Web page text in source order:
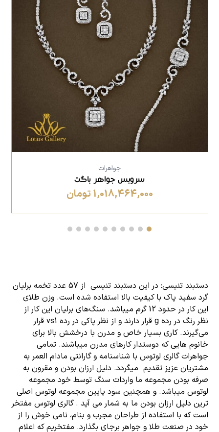
جواهرات
سرویس جواهر باگت
1,018,464,000 تومان
دستبند تنیسی
: در این دستبند تنیسی از 57 عدد تخمه برلیان
گرد سفید پاک با کیفیت بالا استفاده شده است. وزن طلای
این کار در حدود 12 گرم میباشد. سنگ‌های برلیان این کار از
نظر رنگ در رده g قرار دارند و از نظر پاکی در رده vs1 قرار
می‌گیرند. کاری بسیار خاص و مدرن با درخشش بالا برای
خانوم هایی که دوستدار کارهای مدرن میباشند. تمامی
جواهرات گالری لوتوس با شناسنامه و گارانتی مادام العمر به
مشتریان عزیز تقدیم میگردد. دلیل ارزان بودن و مقرون به
صرفه بودن مجموعه ما واردات سنگ توسط خود مجموعه
لوتوس میباشد. و همچنین سود پایین مجموعه لوتوس اصلی
ترین دلیل ارزان بودن ما به شمار می آید . گالری لوتوس مفتخر
است که با استفاده از طراحان مجرب و بنام، نامی خوش را از
خود در صنعت طلا و جواهر برجای بگذارد. مفتخریم که اعلام